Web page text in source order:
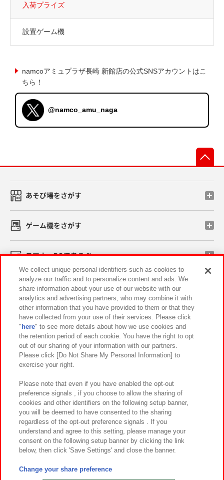
入荷プライズ
設置ゲーム機
namcoアミュプラザ長崎 新館店の公式SNSアカウントはこ
ちら！
@namco_amu_naga
あそび場をさがす
ゲーム機をさがす
スマホ・PCであそぶ
イベント・キャンペーン
関連会社 サステナビリティ サイトポリシー
プライバシーポリシー ウェブアクセシビリティ方針と検証結果
お取引先さまとともに
カスタマーハラスメント対応方針 よくあるご質問・お問い合わせ
©Bandai Namco Amusement Inc.
©Bandai Namco Amusement Lab Inc.
We collect unique personal identifiers such as cookies to
analyze our traffic and to personalize content and ads. We
share information about your use of our website with our
analytics and advertising partners, who may combine it with
other information that you have provided to them or that they
have collected from your use of their services. Please click
" here" to see more details about how we use cookies and
the retention period of each cookie. You have the right to opt
out of our sharing of your information with our partners.
Please click [Do Not Share My Personal Information] to
exercise your right.
Please note that even if you have enabled the opt-out
preference signals , if you choose to allow the sharing of
cookies and other identifiers on the following setup banner,
you will be deemed to have consented to the sharing
regardless of the opt-out preference signals . If you
understand and agree to this setting, please manage your
consent on the following setup banner by clicking the link
below, then click 'Save Settings' and close the banner.
Change your share preference